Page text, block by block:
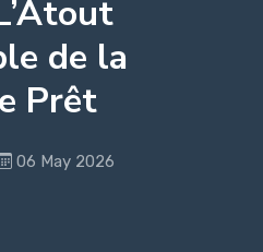
de la
Prêt
06 May 2026